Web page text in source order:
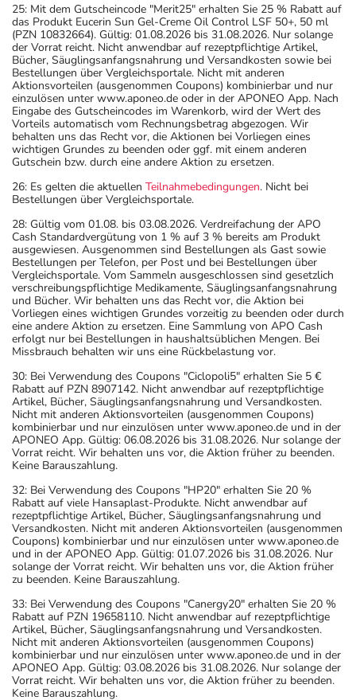
25: Mit dem Gutscheincode "Merit25" erhalten Sie 25 % Rabatt auf
das Produkt Eucerin Sun Gel-Creme Oil Control LSF 50+, 50 ml
(PZN 10832664). Gültig: 01.08.2026 bis 31.08.2026. Nur solange
der Vorrat reicht. Nicht anwendbar auf rezeptpflichtige Artikel,
Bücher, Säuglingsanfangsnahrung und Versandkosten sowie bei
Bestellungen über Vergleichsportale. Nicht mit anderen
Aktionsvorteilen (ausgenommen Coupons) kombinierbar und nur
einzulösen unter www.aponeo.de oder in der APONEO App. Nach
Eingabe des Gutscheincodes im Warenkorb, wird der Wert des
Vorteils automatisch vom Rechnungsbetrag abgezogen. Wir
behalten uns das Recht vor, die Aktionen bei Vorliegen eines
wichtigen Grundes zu beenden oder ggf. mit einem anderen
Gutschein bzw. durch eine andere Aktion zu ersetzen.
26: Es gelten die aktuellen Teilnahmebedingungen. Nicht bei
Bestellungen über Vergleichsportale.
28: Gültig vom 01.08. bis 03.08.2026. Verdreifachung der APO
Cash Standardvergütung von 1 % auf 3 % bereits am Produkt
ausgewiesen. Ausgenommen sind Bestellungen als Gast sowie
Bestellungen per Telefon, per Post und bei Bestellungen über
Vergleichsportale. Vom Sammeln ausgeschlossen sind gesetzlich
verschreibungspflichtige Medikamente, Säuglingsanfangsnahrung
und Bücher. Wir behalten uns das Recht vor, die Aktion bei
Vorliegen eines wichtigen Grundes vorzeitig zu beenden oder durch
eine andere Aktion zu ersetzen. Eine Sammlung von APO Cash
erfolgt nur bei Bestellungen in haushaltsüblichen Mengen. Bei
Missbrauch behalten wir uns eine Rückbelastung vor.
30: Bei Verwendung des Coupons "Ciclopoli5" erhalten Sie 5 €
Rabatt auf PZN 8907142. Nicht anwendbar auf rezeptpflichtige
Artikel, Bücher, Säuglingsanfangsnahrung und Versandkosten.
Nicht mit anderen Aktionsvorteilen (ausgenommen Coupons)
kombinierbar und nur einzulösen unter www.aponeo.de und in der
APONEO App. Gültig: 06.08.2026 bis 31.08.2026. Nur solange der
Vorrat reicht. Wir behalten uns vor, die Aktion früher zu beenden.
Keine Barauszahlung.
32: Bei Verwendung des Coupons "HP20" erhalten Sie 20 %
Rabatt auf viele Hansaplast-Produkte. Nicht anwendbar auf
rezeptpflichtige Artikel, Bücher, Säuglingsanfangsnahrung und
Versandkosten. Nicht mit anderen Aktionsvorteilen (ausgenommen
Coupons) kombinierbar und nur einzulösen unter www.aponeo.de
und in der APONEO App. Gültig: 01.07.2026 bis 31.08.2026. Nur
solange der Vorrat reicht. Wir behalten uns vor, die Aktion früher
zu beenden. Keine Barauszahlung.
33: Bei Verwendung des Coupons "Canergy20" erhalten Sie 20 %
Rabatt auf PZN 19658110. Nicht anwendbar auf rezeptpflichtige
Artikel, Bücher, Säuglingsanfangsnahrung und Versandkosten.
Nicht mit anderen Aktionsvorteilen (ausgenommen Coupons)
kombinierbar und nur einzulösen unter www.aponeo.de und in der
APONEO App. Gültig: 03.08.2026 bis 31.08.2026. Nur solange der
Vorrat reicht. Wir behalten uns vor, die Aktion früher zu beenden.
Keine Barauszahlung.